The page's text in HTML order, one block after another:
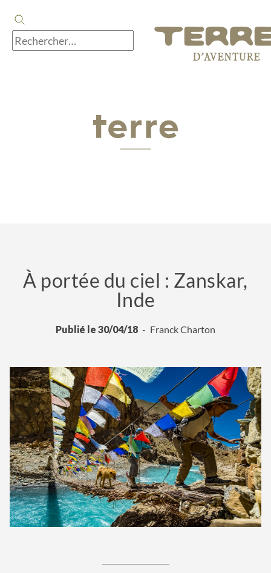
À portée du ciel : Zanskar,
Inde
Publié le 30/04/18 Franck Charton